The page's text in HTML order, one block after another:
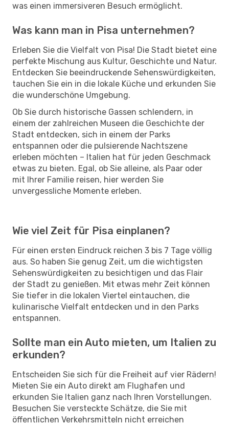
was einen immersiveren Besuch ermöglicht.
Was kann man in Pisa unternehmen?
Erleben Sie die Vielfalt von Pisa! Die Stadt bietet eine
perfekte Mischung aus Kultur, Geschichte und Natur.
Entdecken Sie beeindruckende Sehenswürdigkeiten,
tauchen Sie ein in die lokale Küche und erkunden Sie
die wunderschöne Umgebung.
Ob Sie durch historische Gassen schlendern, in
einem der zahlreichen Museen die Geschichte der
Stadt entdecken, sich in einem der Parks
entspannen oder die pulsierende Nachtszene
erleben möchten – Italien hat für jeden Geschmack
etwas zu bieten. Egal, ob Sie alleine, als Paar oder
mit Ihrer Familie reisen, hier werden Sie
unvergessliche Momente erleben.
Wie viel Zeit für Pisa einplanen?
Für einen ersten Eindruck reichen 3 bis 7 Tage völlig
aus. So haben Sie genug Zeit, um die wichtigsten
Sehenswürdigkeiten zu besichtigen und das Flair
der Stadt zu genießen. Mit etwas mehr Zeit können
Sie tiefer in die lokalen Viertel eintauchen, die
kulinarische Vielfalt entdecken und in den Parks
entspannen.
Sollte man ein Auto mieten, um Italien zu
erkunden?
Entscheiden Sie sich für die Freiheit auf vier Rädern!
Mieten Sie ein Auto direkt am Flughafen und
erkunden Sie Italien ganz nach Ihren Vorstellungen.
Besuchen Sie versteckte Schätze, die Sie mit
öffentlichen Verkehrsmitteln nicht erreichen